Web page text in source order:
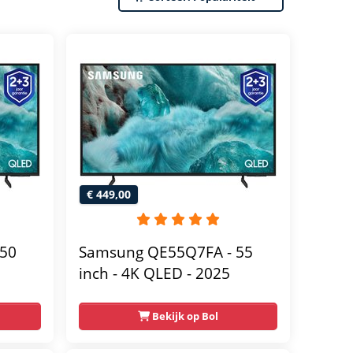
€ 449,00
Samsung QE55Q7FA - 55
inch - 4K QLED - 2025
Bekijk op Bol